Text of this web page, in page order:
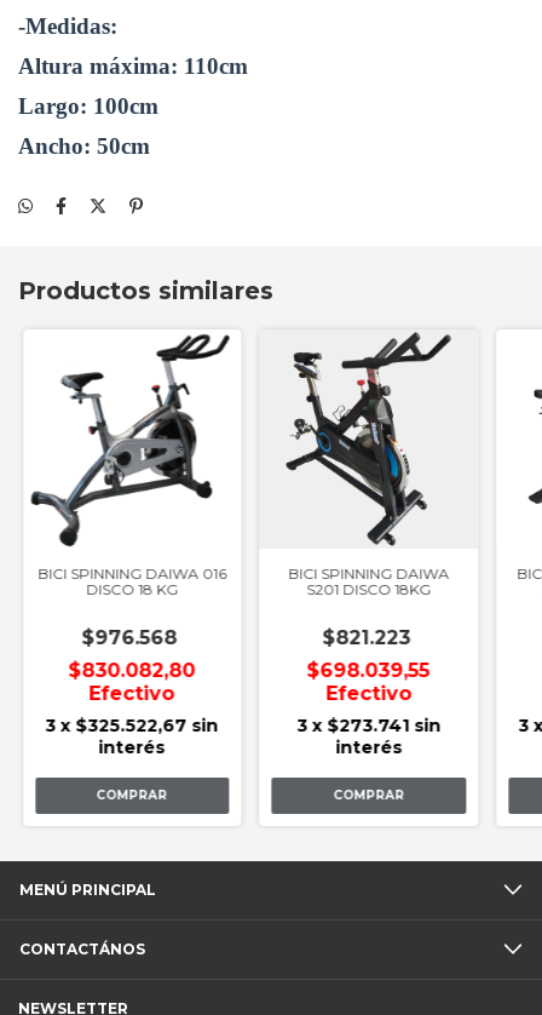
-Medidas:
Altura máxima: 110cm
Largo: 100cm
Ancho: 50cm
Productos similares
BICI SPINNING DAIWA 016
DISCO 18 KG
$976.568
$830.082,80
Efectivo
3 x $325.522,67 sin
interés
BICI SPINNING DAIWA
S201 DISCO 18KG
$821.223
$698.039,55
Efectivo
3 x $273.741 sin
interés
3
MENÚ PRINCIPAL
CONTACTÁNOS
NEWSLETTER